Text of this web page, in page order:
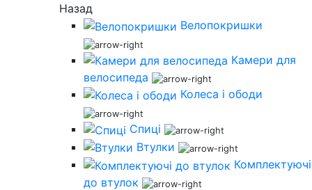
Назад
Велопокришки
Камери для
велосипеда
Колеса і ободи
Спиці
Втулки
Комплектуючі
до втулок